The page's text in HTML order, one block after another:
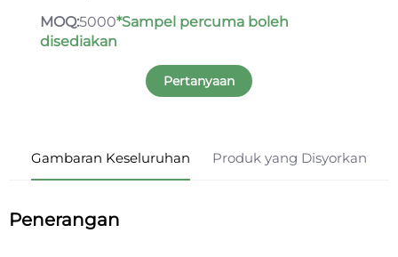
MOQ:5000*Sampel percuma boleh
disediakan
Pertanyaan
Gambaran Keseluruhan Produk yang Disyorkan
Penerangan